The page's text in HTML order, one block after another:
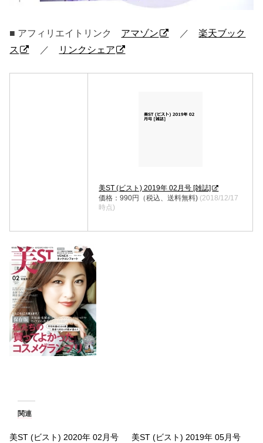
■ アフィリエイトリンク アマゾン ／楽天ブック
ス
／ リンクシェア
美ST (ビスト) 2019年 02月号 [雑誌]
価格：990円（税込、送料無料) (2018/12/17
時点)
関連
美ST (ビスト) 2020年 02月号 美ST (ビスト) 2019年 05月号